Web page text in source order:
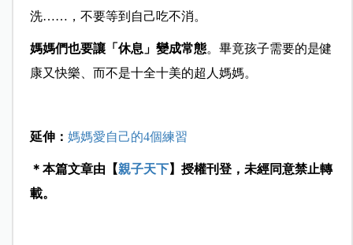
洗……，不要等到自己吃不消。
媽媽們也要讓「休息」變成常態。畢竟孩子需要的是健
康又快樂、而不是十全十美的超人媽媽。
延伸： 媽媽愛自己的4個練習
＊本篇文章由【親子天下】授權刊登，未經同意禁止轉
載。